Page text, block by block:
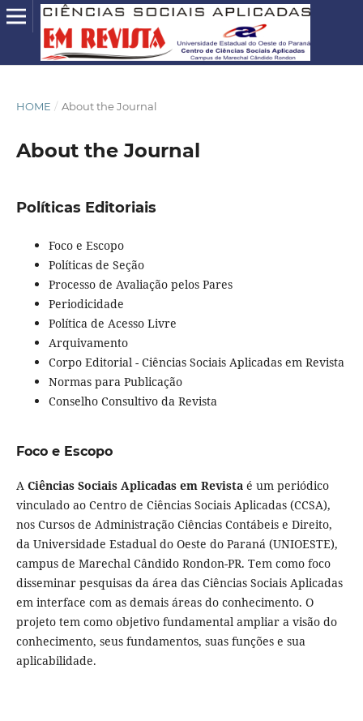
HOME / About the Journal
About the Journal
Políticas Editoriais
Foco e Escopo
Políticas de Seção
Processo de Avaliação pelos Pares
Periodicidade
Política de Acesso Livre
Arquivamento
Corpo Editorial - Ciências Sociais Aplicadas em Revista
Normas para Publicação
Conselho Consultivo da Revista
Foco e Escopo
ACiências Sociais Aplicadas em Revistaé um periódico
vinculado ao Centro de Ciências Sociais Aplicadas (CCSA),
nos Cursos de Administração Ciências Contábeis e Direito,
da Universidade Estadual do Oeste do Paraná (UNIOESTE),
campus de Marechal Cândido Rondon-PR. Tem como foco
disseminar pesquisas da área das Ciências Sociais Aplicadas
em interface com as demais áreas do conhecimento. O
projeto tem como objetivo fundamental ampliar a visão do
conhecimento, seus fundamentos, suas funções e sua
aplicabilidade.